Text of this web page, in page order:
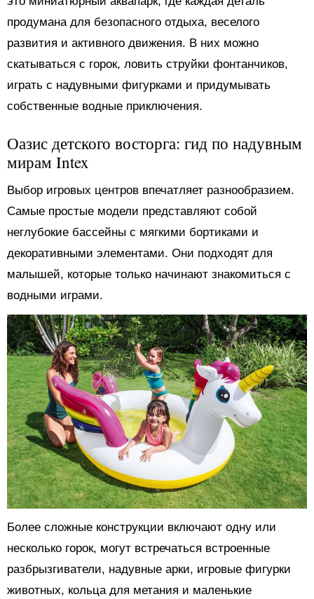
продумана для безопасного отдыха, веселого
развития и активного движения. В них можно
скатываться с горок, ловить струйки фонтанчиков,
играть с надувными фигурками и придумывать
собственные водные приключения.
Оазис детского восторга: гид по надувным
мирам Intex
Выбор игровых центров впечатляет разнообразием.
Самые простые модели представляют собой
неглубокие бассейны с мягкими бортиками и
декоративными элементами. Они подходят для
малышей, которые только начинают знакомиться с
водными играми.
Более сложные конструкции включают одну или
несколько горок, могут встречаться встроенные
разбрызгиватели, надувные арки, игровые фигурки
животных, кольца для метания и маленькие